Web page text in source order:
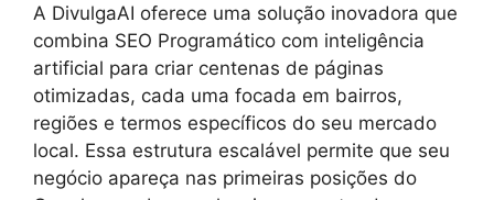
A DivulgaAI oferece uma solução inovadora que
combina SEO Programático com inteligência
artificial para criar centenas de páginas
otimizadas, cada uma focada em bairros,
regiões e termos específicos do seu mercado
local. Essa estrutura escalável permite que seu
negócio apareça nas primeiras posições do